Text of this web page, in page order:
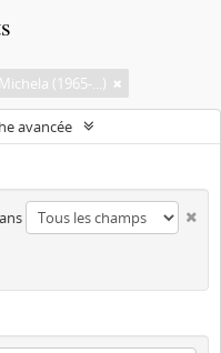
(1965-...)
avancée